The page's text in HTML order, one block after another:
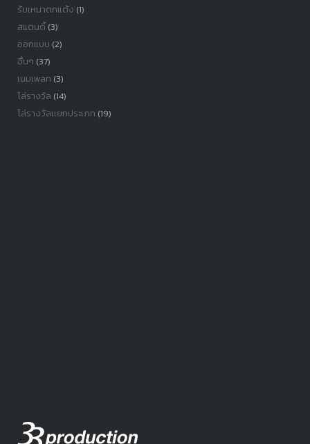
รับเหมาตกแต้ง (1)
สแตนดี้(3)
ออกแบบ (2)
อื่นๆ (37)
เนมเพลท (3)
โล่รางวัล (14)
โล่รางวัลเเยกประเภท (19)